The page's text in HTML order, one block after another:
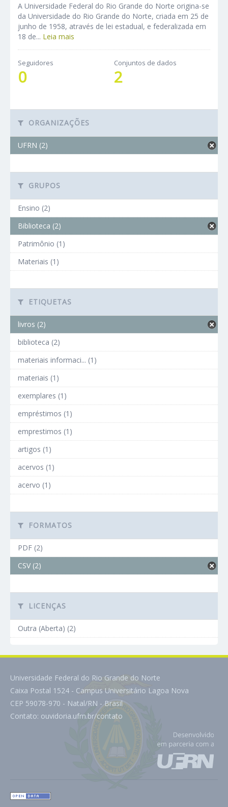
A Universidade Federal do Rio Grande do Norte origina-se
da Universidade do Rio Grande do Norte, criada em 25 de
junho de 1958, através de lei estadual, e federalizada em
18 de... Leia mais
Seguidores
0
Conjuntos de dados
2
ORGANIZAÇÕES
UFRN (2)
GRUPOS
Ensino (2)
Biblioteca (2)
Patrimônio (1)
Materiais (1)
ETIQUETAS
livros (2)
biblioteca (2)
materiais informaci... (1)
materiais (1)
exemplares (1)
empréstimos (1)
emprestimos (1)
artigos (1)
acervos (1)
acervo (1)
FORMATOS
PDF (2)
CSV (2)
LICENÇAS
Outra (Aberta) (2)
Universidade Federal do Rio Grande do Norte
Caixa Postal 1524 - Campus Universitário Lagoa Nova
CEP 59078-970 - Natal/RN - Brasil
Contato: ouvidoria.ufrn.br/contato